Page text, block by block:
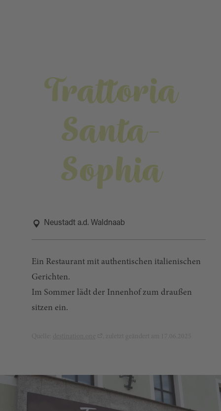
Trattoria
Santa-
Sophia
Neustadt a.d. Waldnaab
Ein Restaurant mit authentischen italienischen
Gerichten.
Im Sommer lädt der Innenhof zum draußen
sitzen ein.